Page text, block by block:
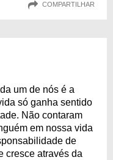
COMPARTILHAR
um de nós é a
só ganha sentido
Não contaram
em nossa vida
de
cresce através da